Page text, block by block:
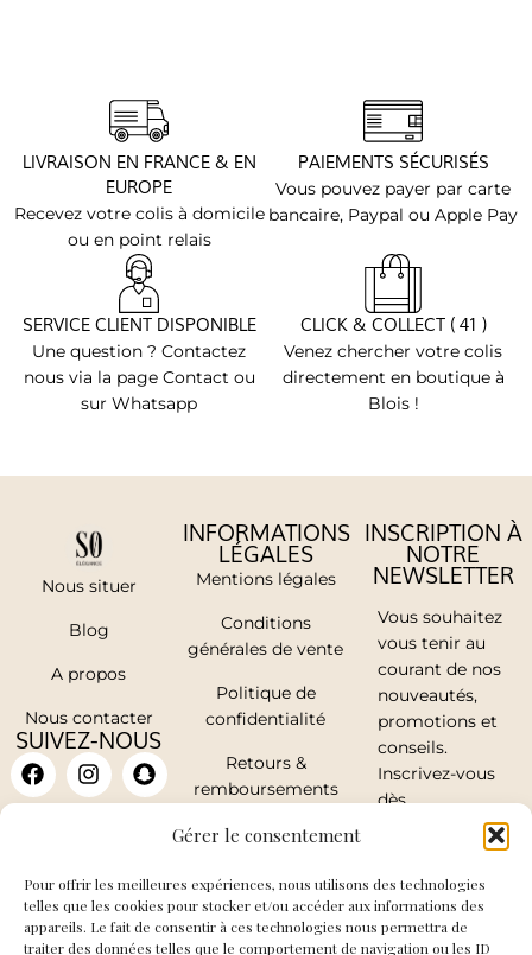
Gérer le consentement
Pour offrir les meilleures expériences, nous utilisons des technologies
telles que les cookies pour stocker et/ou accéder aux informations des
appareils. Le fait de consentir à ces technologies nous permettra de
traiter des données telles que le comportement de navigation ou les ID
LIVRAISON EN FRANCE & EN
EUROPE
Recevez votre colis à domicile
ou en point relais
PAIEMENTS SÉCURISÉS
Vous pouvez payer par carte
bancaire, Paypal ou Apple Pay
SERVICE CLIENT DISPONIBLE
Une question ? Contactez
nous via la page Contact ou
sur Whatsapp
CLICK & COLLECT ( 41 )
Venez chercher votre colis
directement en boutique à
Blois !
Nous situer
Blog
A propos
Nous contacter
SUIVEZ-NOUS
INFORMATIONS
LÉGALES
Mentions légales
Conditions
générales de vente
Politique de
confidentialité
Retours &
remboursements
Mon compte
INSCRIPTION À
NOTRE
NEWSLETTER
Vous souhaitez
vous tenir au
courant de nos
nouveautés,
promotions et
conseils.
Inscrivez-vous
dès